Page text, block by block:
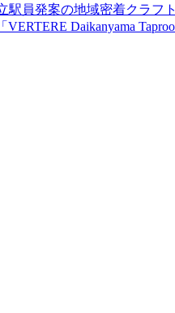
駅員発案の地域密着クラ
Daikanyama